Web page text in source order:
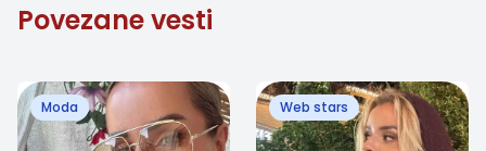
Povezane vesti
Moda Web stars